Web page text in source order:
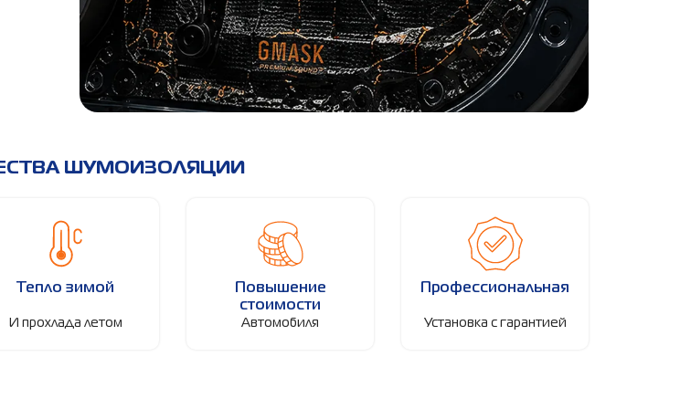
ШУМОИЗОЛЯЦИИ
Тепло зимой
И прохлада летом
Повышение
стоимости
Автомобиля
Профессиональная
Установка с гарантией